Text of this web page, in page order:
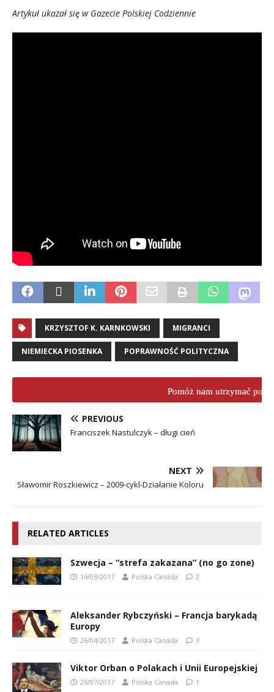
Artykuł ukazał się w Gazecie Polskiej Codziennie
KRZYSZTOF K. KARNKOWSKI MIGRANCI
NIEMIECKA PIOSENKA POPRAWNOŚĆ POLITYCZNA
Pomóż nam utrzymać
PREVIOUS
Franciszek Nastulczyk – długi cień
NEXT
Sławomir Roszkiewicz – 2009-cykl-Działanie Koloru
RELATED ARTICLES
Szwecja – “strefa zakazana” (no go zone)
16/03/2017 Polska Canada 2
Aleksander Rybczyński – Francja barykadą
Europy
26/04/2017 Polska Canada 3
Viktor Orban o Polakach i Unii Europejskiej
26/07/2017 Polska Canada 1